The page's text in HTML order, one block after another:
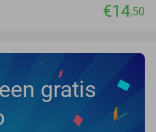
€14,50
gratis